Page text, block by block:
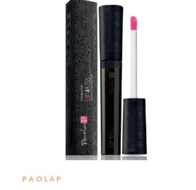
PAOLAP